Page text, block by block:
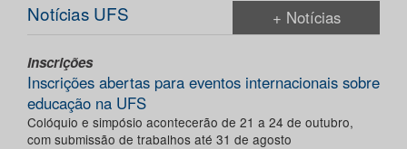
Notícias UFS + Notícias
Inscrições
Inscrições abertas para eventos internacionais sobre
educação na UFS
Colóquio e simpósio acontecerão de 21 a 24 de outubro,
com submissão de trabalhos até 31 de agosto